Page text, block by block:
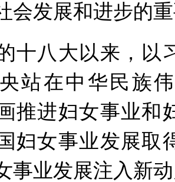
会发展和进步的
八大以来，以
站在中华民族
推进妇女事业和
妇女事业发展取
事业发展注入新